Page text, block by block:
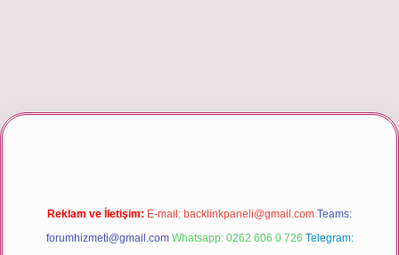
giriş
Reklam ve İletişim: E-mail: backlinkpaneli@gmail.com Teams:
forumhizmeti@gmail.com Whatsapp: 0262 606 0 726 Telegram: